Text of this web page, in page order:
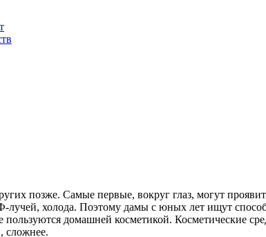
позже. Самые первые, вокруг глаз, могут
лучей, холода. Поэтому дамы с юных лет ищут
домашней косметикой. Косметические
сложнее.